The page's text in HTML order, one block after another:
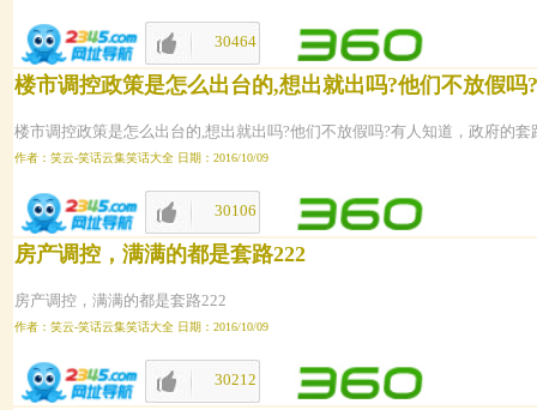
30464
楼市调控政策是怎么出台的,想出就出吗?他们不放假吗?
楼市调控政策是怎么出台的,想出就出吗?他们不放假吗?有人知道，政府的套
作者：笑云-笑话云集笑话大全 日期：2016/10/09
30106
房产调控，满满的都是套路222
房产调控，满满的都是套路222
作者：笑云-笑话云集笑话大全 日期：2016/10/09
30212